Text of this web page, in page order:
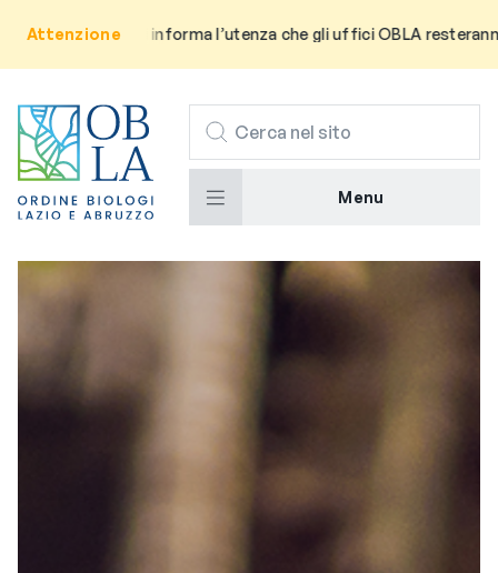
Attenzione
Si informa l’utenza che gli uffici OBLA resteranno chiusi
CERCA
Menu